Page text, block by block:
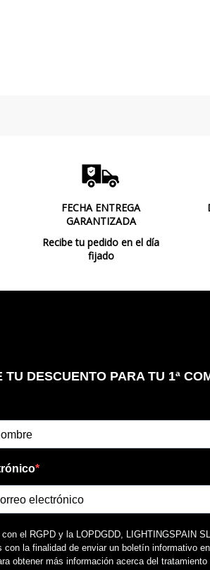
FECHA ENTREGA
GARANTIZADA
Recibe tu pedido en el día
fijado